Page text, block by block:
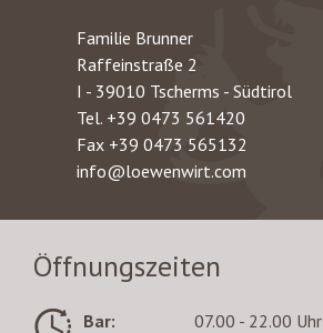
Familie Brunner
Raffeinstraße 2
I - 39010 Tscherms - Südtirol
Tel. +39 0473 561420
Fax +39 0473 565132
info@loewenwirt.com
Öffnungszeiten
Bar:
07.00 - 22.00 Uhr